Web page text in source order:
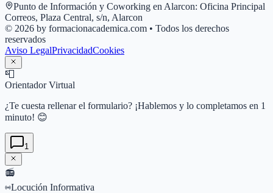
Punto de Información y Coworking en Alarcon: Oficina Principal
Correos, Plaza Central, s/n, Alarcon
© 2026 by formacionacademica.com • Todos los derechos
reservados
Aviso LegalPrivacidadCookies
📮
Orientador Virtual
¿Te cuesta rellenar el formulario? ¡Hablemos y lo completamos en 1
minuto! 😊
1
📻
Locución Informativa